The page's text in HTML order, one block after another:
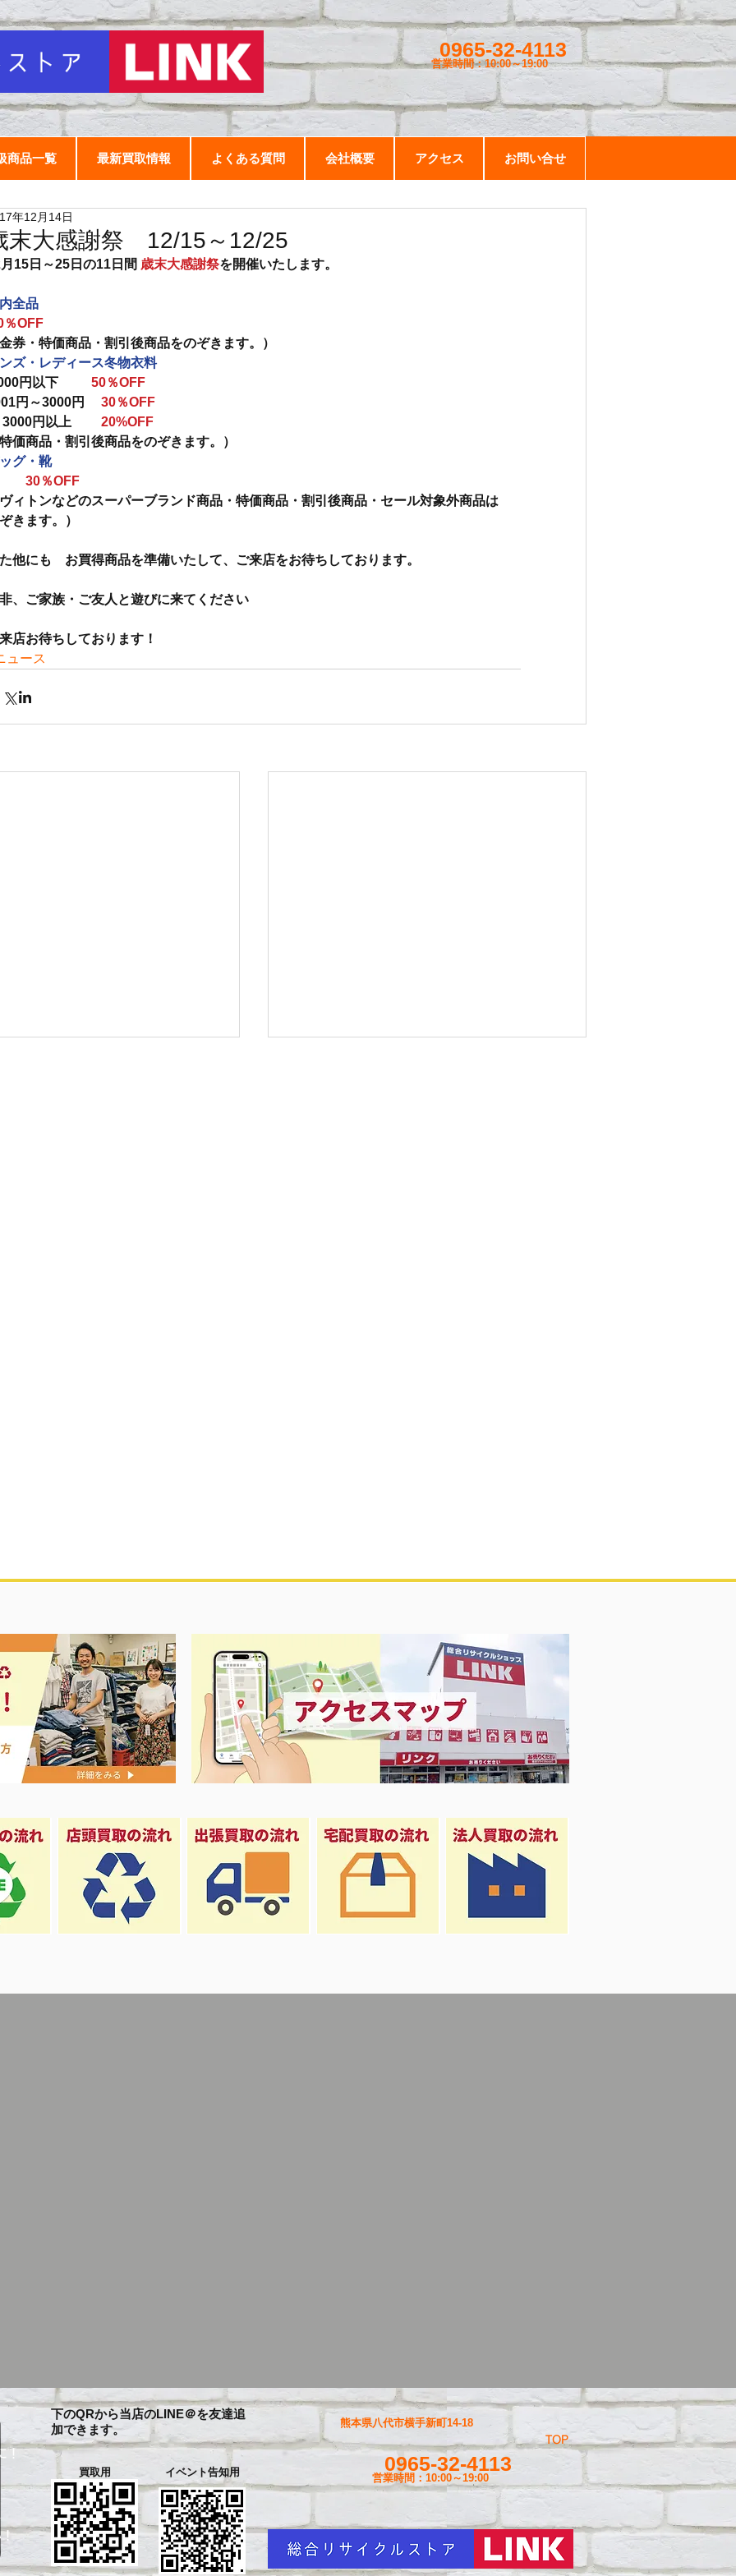
0965-32-4113
営業時間：10:00～19:00
商品一覧 最新買取情報 よくある質問 会社概要 アクセス お問い合せ
末大感謝祭 12/15～12/25
年12月14日
15日～25日の11日間 歳末大感謝祭を開催いたします。
全品
％OFF
券・特価商品・割引後商品をのぞきます。）
ズ・レディース冬物衣料
円以下 50％OFF
円～3000円 30％OFF
     3000円以上
20%OFF
価商品・割引後商品をのぞきます。）
グ・靴
％OFF
ィトンなどのスーパーブランド商品・特価商品・割引後商品・セール対象外商品は
きます。）
他にも　お買得商品を準備いたして、ご来店をお待ちしております。
、ご家族・ご友人と遊びに来てください
店お待ちしております！
ュース
！
下のQRから当店のLINE＠を友達追
加できます。
買取用 イベント告知用
TOP
0965-32-4113
営業時間：10:00～19:00
熊本県八代市横手新町14-18